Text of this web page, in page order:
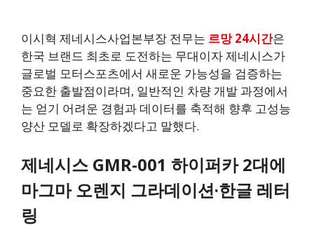
이시혁 제네시스사업본부장 전무는 르망 24시간은
한국 브랜드 최초로 도전하는 무대이자 제네시스가
글로벌 모터스포츠에서 새로운 가능성을 검증하는
중요한 출발점이라며, 일반적인 차량 개발 과정에서
는 얻기 어려운 경험과 데이터를 축적해 향후 고성능
양산 모델로 확장하겠다고 말했다.
제네시스 GMR-001 하이퍼카 2대에
마그마 오렌지 그라데이션·한글 레터
링